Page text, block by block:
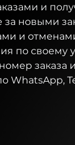
и
за новыми
и
по
заказа
WhatsApp,